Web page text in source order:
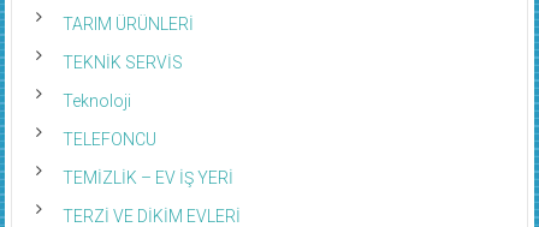
TARIM ÜRÜNLERİ
TEKNİK SERVİS
Teknoloji
TELEFONCU
TEMİZLİK – EV İŞ YERİ
TERZİ VE DİKİM EVLERİ